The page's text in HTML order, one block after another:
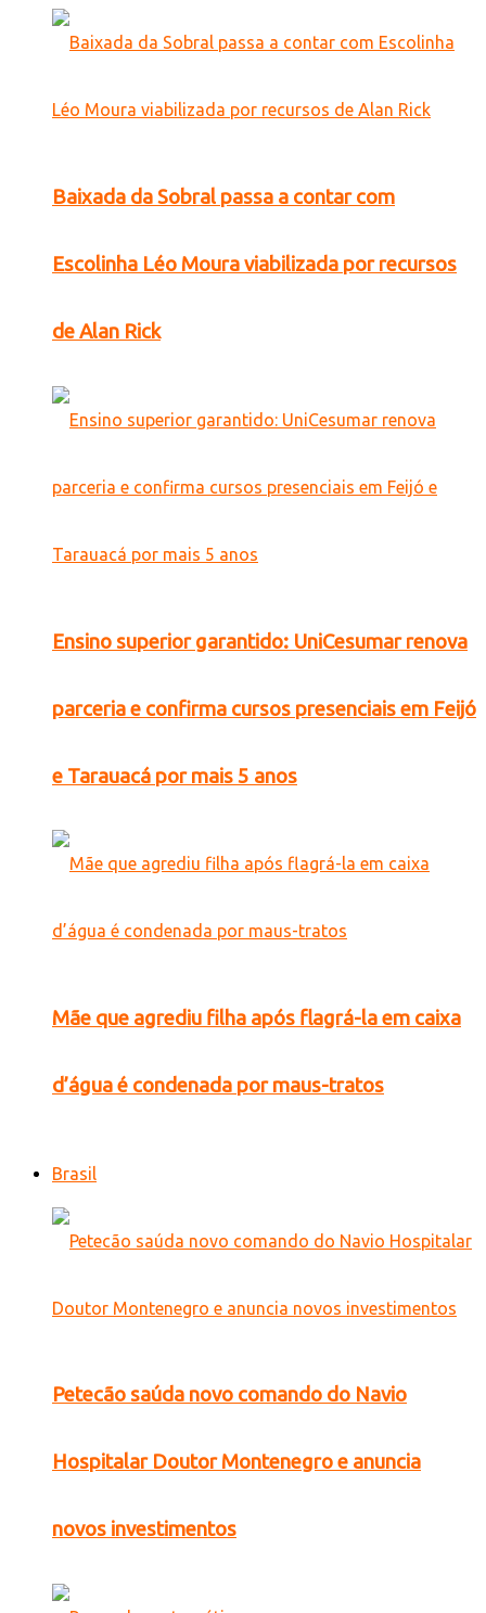
Baixada da Sobral passa a contar com
Escolinha Léo Moura viabilizada por recursos
de Alan Rick
Ensino superior garantido: UniCesumar renova
parceria e confirma cursos presenciais em Feijó
e Tarauacá por mais 5 anos
Mãe que agrediu filha após flagrá-la em caixa
d’água é condenada por maus-tratos
Brasil
Petecão saúda novo comando do Navio
Hospitalar Doutor Montenegro e anuncia
novos investimentos